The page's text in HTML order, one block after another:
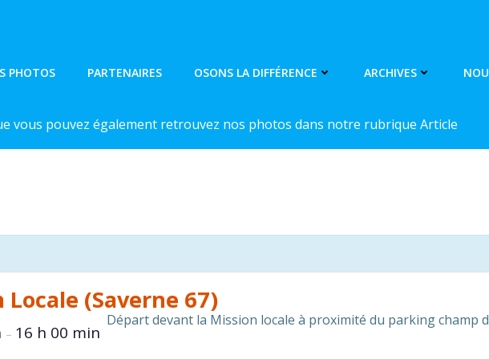
PHOTOS PARTENAIRES OSONS LA DIFFÉRENCE ARCHIVES
vous pouvez également retrouvez nos photos dans notre rubrique Article
(Saverne 67)
– 16 h 00 min
Départ devant la Mission locale à proximité du parking champ